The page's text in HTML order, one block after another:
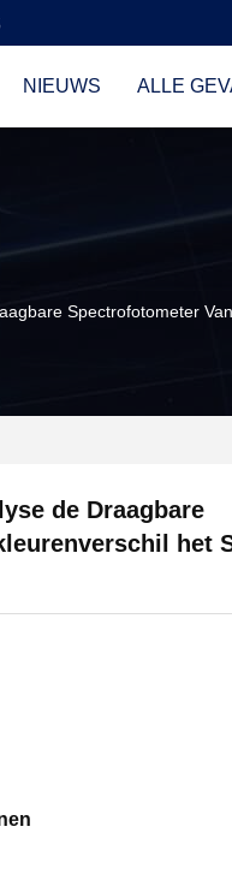
NIEUWS ALLE
Spectrofotometer
de Draagbare
het